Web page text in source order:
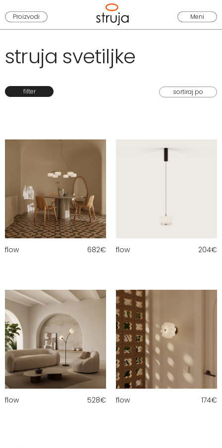
Proizvodi Meni
struja svetiljke
filter
flow 682€ flow 204€
flow 528€ flow 174€